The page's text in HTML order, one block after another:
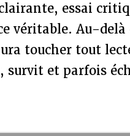
essai
véritable. Au-
toucher tout
et parfois